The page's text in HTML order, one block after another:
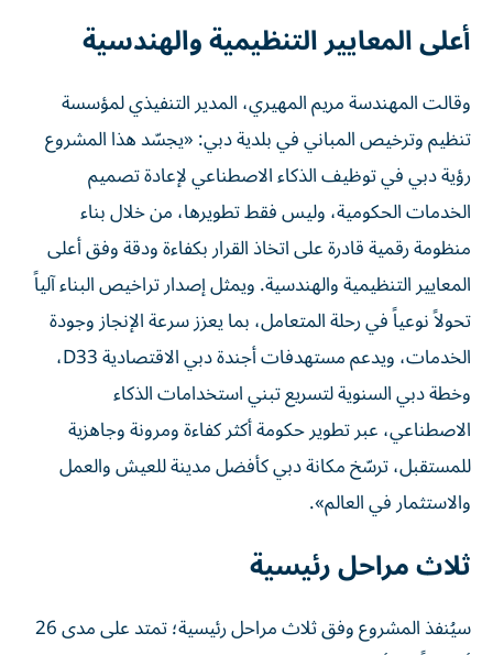
أعلى المعايير التنظيمية والهندسية
وقالت المهندسة مريم المهيري، المدير التنفيذي لمؤسسة
تنظيم وترخيص المباني في بلدية دبي: «يجسّد هذا المشروع
رؤية دبي في توظيف الذكاء الاصطناعي لإعادة تصميم
الخدمات الحكومية، وليس فقط تطويرها، من خلال بناء
منظومة رقمية قادرة على اتخاذ القرار بكفاءة ودقة وفق أعلى
المعايير التنظيمية والهندسية. ويمثل إصدار تراخيص البناء آلياً
تحولاً نوعياً في رحلة المتعامل، بما يعزز سرعة الإنجاز وجودة
الخدمات، ويدعم مستهدفات أجندة دبي الاقتصادية D33،
وخطة دبي السنوية لتسريع تبني استخدامات الذكاء
الاصطناعي، عبر تطوير حكومة أكثر كفاءة ومرونة وجاهزية
للمستقبل، ترسّخ مكانة دبي كأفضل مدينة للعيش والعمل
والاستثمار في العالم».
ثلاث مراحل رئيسية
سيُنفذ المشروع وفق ثلاث مراحل رئيسية؛ تمتد على مدى 26